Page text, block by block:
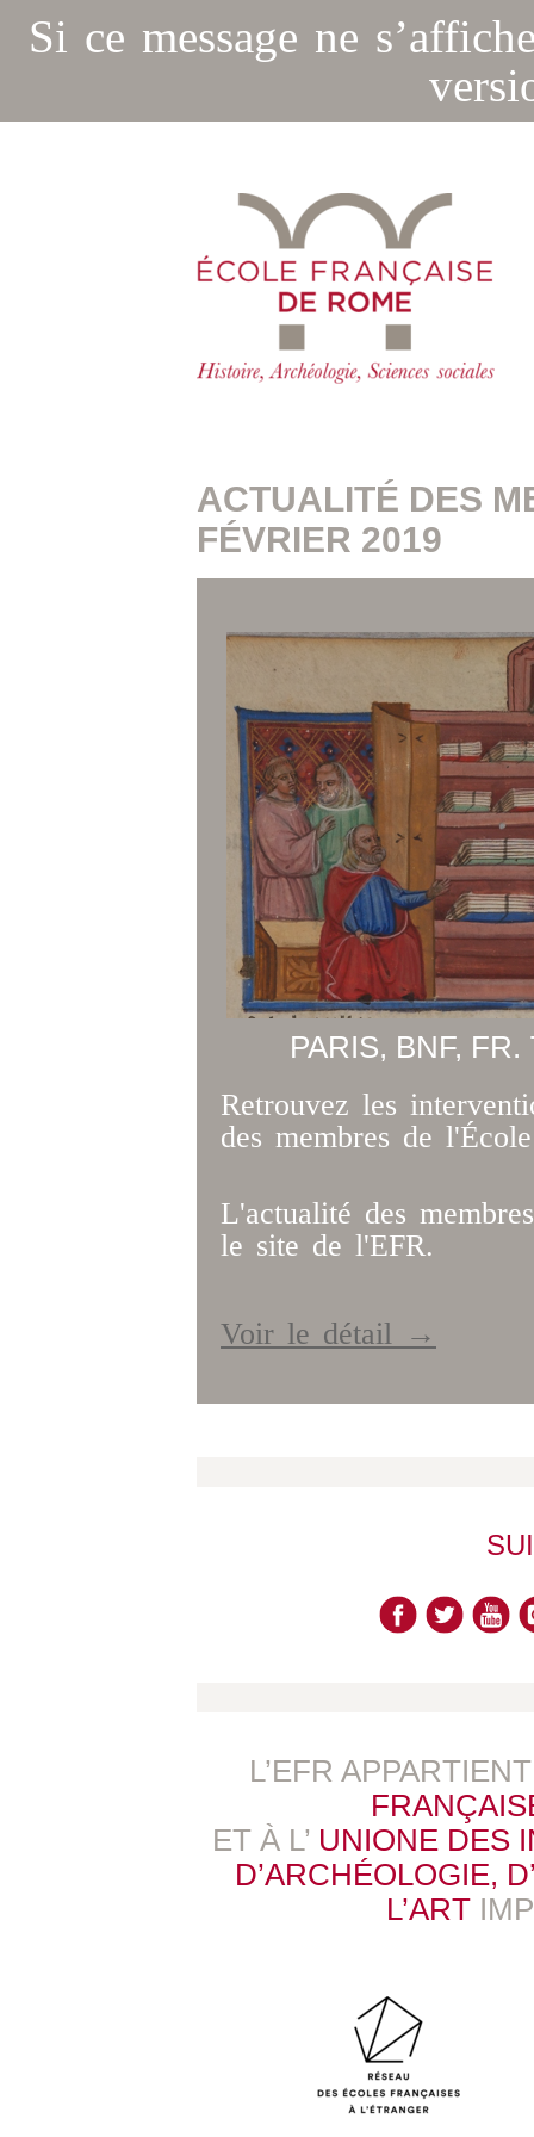
Si ce message ne
ACTUALITÉ DES
FÉVRIER 2019
PARIS, BNF, FR.
Retrouvez les
des membres de
L'actualité des
le site de l'EFR.
Voir le détail →
L’EFR
ET À L’ UNIONE DES
D’ARCHÉOLOGIE,
L’ART